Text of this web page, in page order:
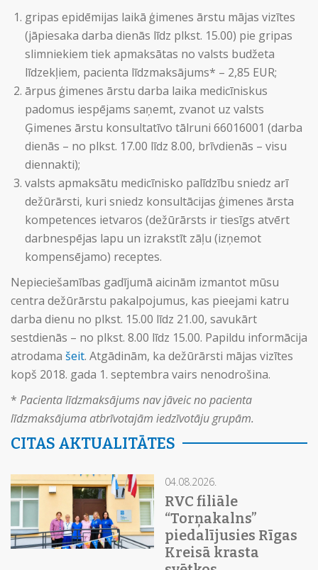
gripas epidēmijas laikā ģimenes ārstu mājas vizītes
(jāpiesaka darba dienās līdz plkst. 15.00) pie gripas
slimniekiem tiek apmaksātas no valsts budžeta
līdzekļiem, pacienta līdzmaksājums* – 2,85 EUR;
ārpus ģimenes ārstu darba laika medicīniskus
padomus iespējams saņemt, zvanot uz valsts
Ģimenes ārstu konsultatīvo tālruni 66016001 (darba
dienās – no plkst. 17.00 līdz 8.00, brīvdienās – visu
diennakti);
valsts apmaksātu medicīnisko palīdzību sniedz arī
dežūrārsti, kuri sniedz konsultācijas ģimenes ārsta
kompetences ietvaros (dežūrārsts ir tiesīgs atvērt
darbnespējas lapu un izrakstīt zāļu (izņemot
kompensējamo) receptes.
Nepieciešamības gadījumā aicinām izmantot mūsu
centra dežūrārstu pakalpojumus, kas pieejami katru
darba dienu no plkst. 15.00 līdz 21.00, savukārt
sestdienās – no plkst. 8.00 līdz 15.00. Papildu informācija
atrodama šeit. Atgādinām, ka dežūrārsti mājas vizītes
kopš 2018. gada 1. septembra vairs nenodrošina.
* Pacienta līdzmaksājums nav jāveic no pacienta
līdzmaksājuma atbrīvotajām iedzīvotāju grupām.
CITAS AKTUALITĀTES
04.08.2026.
RVC filiāle
“Torņakalns”
piedalījusies Rīgas
Kreisā krasta